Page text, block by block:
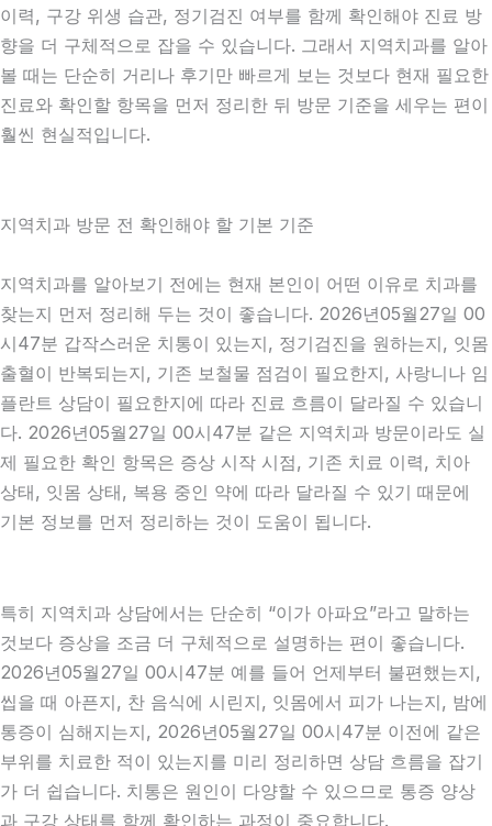
이력, 구강 위생 습관, 정기검진 여부를 함께 확인해야 진료 방
향을 더 구체적으로 잡을 수 있습니다. 그래서 지역치과를 알아
볼 때는 단순히 거리나 후기만 빠르게 보는 것보다 현재 필요한
진료와 확인할 항목을 먼저 정리한 뒤 방문 기준을 세우는 편이
훨씬 현실적입니다.
지역치과 방문 전 확인해야 할 기본 기준
지역치과를 알아보기 전에는 현재 본인이 어떤 이유로 치과를
찾는지 먼저 정리해 두는 것이 좋습니다. 2026년05월27일 00
시47분 갑작스러운 치통이 있는지, 정기검진을 원하는지, 잇몸
출혈이 반복되는지, 기존 보철물 점검이 필요한지, 사랑니나 임
플란트 상담이 필요한지에 따라 진료 흐름이 달라질 수 있습니
다. 2026년05월27일 00시47분 같은 지역치과 방문이라도 실
제 필요한 확인 항목은 증상 시작 시점, 기존 치료 이력, 치아
상태, 잇몸 상태, 복용 중인 약에 따라 달라질 수 있기 때문에
기본 정보를 먼저 정리하는 것이 도움이 됩니다.
특히 지역치과 상담에서는 단순히 “이가 아파요”라고 말하는
것보다 증상을 조금 더 구체적으로 설명하는 편이 좋습니다.
2026년05월27일 00시47분 예를 들어 언제부터 불편했는지,
씹을 때 아픈지, 찬 음식에 시린지, 잇몸에서 피가 나는지, 밤에
통증이 심해지는지, 2026년05월27일 00시47분 이전에 같은
부위를 치료한 적이 있는지를 미리 정리하면 상담 흐름을 잡기
가 더 쉽습니다. 치통은 원인이 다양할 수 있으므로 통증 양상
과 구강 상태를 함께 확인하는 과정이 중요합니다.